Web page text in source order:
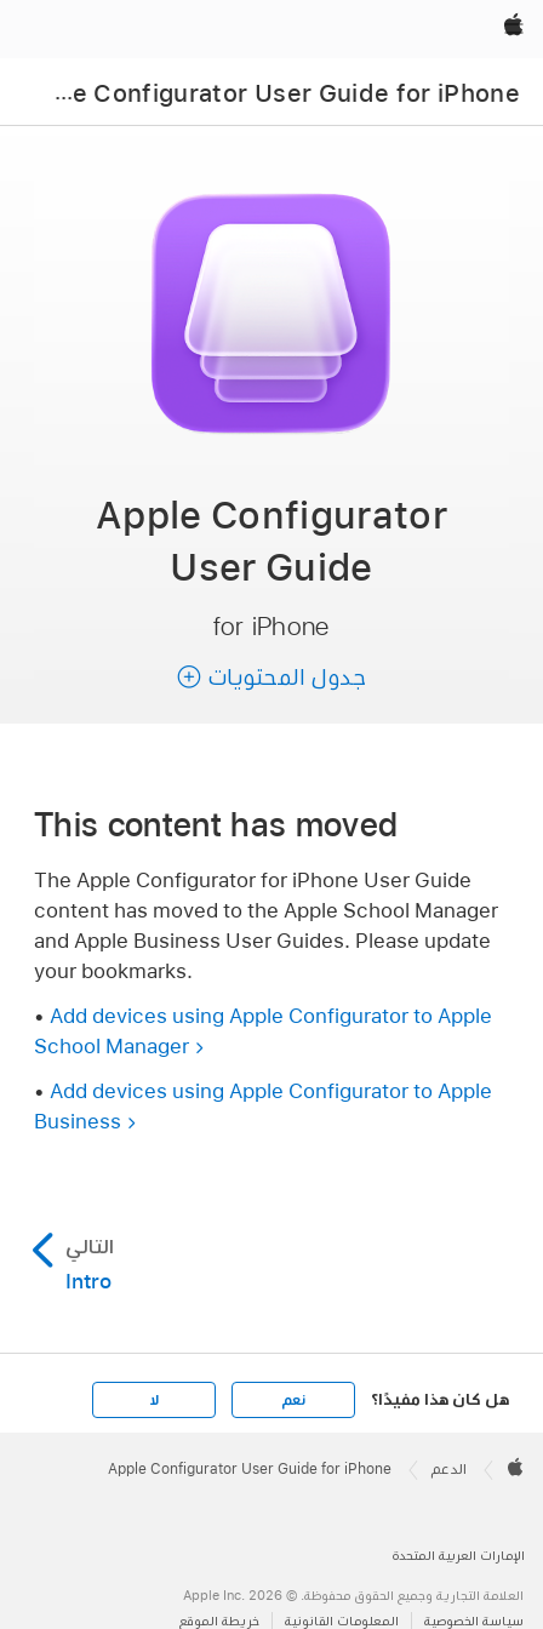
Apple‏
App
le Configurator User Guide for iPhone
Apple Configurator
User Guide
for iPhone
جدول المحتويات
This content has moved
The Apple Configurator for iPhone User Guide
content has moved to the Apple School Manager
and Apple Business User Guides. Please update
your bookmarks.
• Add devices using Apple Configurator to Apple
School Manager
• Add devices using Apple Configurator to Apple
Business
التالي
Intro
هل كان هذا مفيدًا؟ نعم لا
Footer

الدعم Apple Configurator User Guide for iPhone
الإمارات العربية المتحدة
العلامة التجارية وجميع الحقوق محفوظة. © 2026 ‏.Apple Inc
سياسة الخصوصية
المعلومات القانونية خريطة الموقع